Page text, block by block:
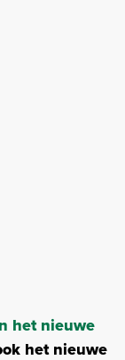
het nieuwe
het nieuwe